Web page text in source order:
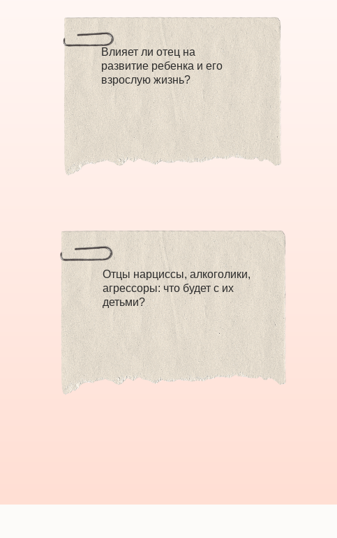
Влияет ли отец на
развитие ребенка и его
взрослую жизнь?
Отцы нарциссы, алкоголики,
агрессоры: что будет с их
детьми?